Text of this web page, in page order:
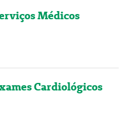
Médicos
Cardiológicos